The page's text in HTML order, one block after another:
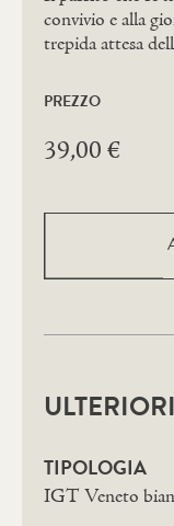
convivio e alla
trepida attesa
PREZZO
39,00€
TIPOLOGIA
IGT Veneto